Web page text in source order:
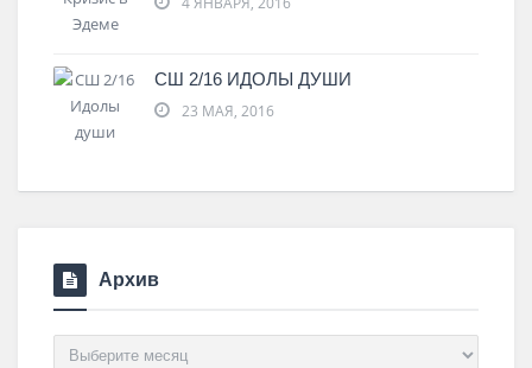
СШ 2/16 ИДОЛЫ ДУШИ
23 МАЯ, 2016
Архив
Архив